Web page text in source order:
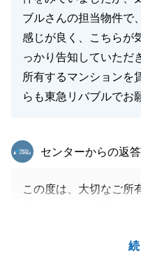
ブルさんの担当物件で
感じが良く、こちらが
っかり告知していただ
所有するマンションを
らも東急リバブルでお
東急リバブル
センターからの返答
この度は、大切なご所
微力ながらH様のお役